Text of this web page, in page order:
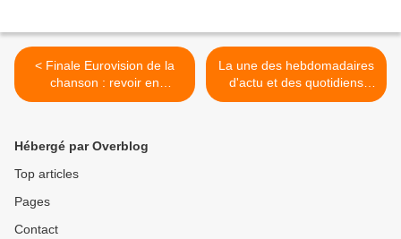
< Finale Eurovision de la
chanson : revoir en
intégralité la performance
La une des hebdomadaires
d'actu et des quotidiens
nationaux ce dimanche 18
Hébergé par Overblog
Top articles
Pages
Contact